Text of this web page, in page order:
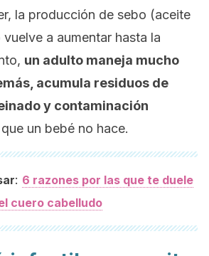
la producción de sebo (aceite
a aumentar hasta la
un adulto maneja mucho
acumula residuos de
y contaminación
un bebé no hace.
: 6 razones por las que te duele
cuero cabelludo